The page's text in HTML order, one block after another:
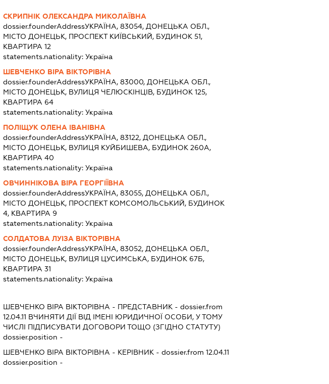
СКРИПНІК ОЛЕКСАНДРА МИКОЛАЇВНА
dossier.founderAddressУКРАЇНА, 83054, ДОНЕЦЬКА ОБЛ.,
МІСТО ДОНЕЦЬК, ПРОСПЕКТ КИЇВСЬКИЙ, БУДИНОК 51,
КВАРТИРА 12
statements.nationality:Україна
ШЕВЧЕНКО ВІРА ВІКТОРІВНА
dossier.founderAddressУКРАЇНА, 83000, ДОНЕЦЬКА ОБЛ.,
МІСТО ДОНЕЦЬК, ВУЛИЦЯ ЧЕЛЮСКІНЦІВ, БУДИНОК 125,
КВАРТИРА 64
statements.nationality:Україна
ПОЛІЩУК ОЛЕНА ІВАНІВНА
dossier.founderAddressУКРАЇНА, 83122, ДОНЕЦЬКА ОБЛ.,
МІСТО ДОНЕЦЬК, ВУЛИЦЯ КУЙБИШЕВА, БУДИНОК 260А,
КВАРТИРА 40
statements.nationality:Україна
ОВЧИННІКОВА ВІРА ГЕОРГІЇВНА
dossier.founderAddressУКРАЇНА, 83055, ДОНЕЦЬКА ОБЛ.,
МІСТО ДОНЕЦЬК, ПРОСПЕКТ КОМСОМОЛЬСЬКИЙ, БУДИНОК
4, КВАРТИРА 9
statements.nationality:Україна
СОЛДАТОВА ЛУІЗА ВІКТОРІВНА
dossier.founderAddressУКРАЇНА, 83052, ДОНЕЦЬКА ОБЛ.,
МІСТО ДОНЕЦЬК, ВУЛИЦЯ ЦУСИМСЬКА, БУДИНОК 67Б,
КВАРТИРА 31
statements.nationality:Україна
ШЕВЧЕНКО ВІРА ВІКТОРІВНА - ПРЕДСТАВНИК - dossier.from
12.04.11 ВЧИНЯТИ ДІЇ ВІД ІМЕНІ ЮРИДИЧНОЇ ОСОБИ, У ТОМУ
ЧИСЛІ ПІДПИСУВАТИ ДОГОВОРИ ТОЩО (ЗГІДНО СТАТУТУ)
dossier.position -
ШЕВЧЕНКО ВІРА ВІКТОРІВНА - КЕРІВНИК - dossier.from 12.04.11
dossier.position -